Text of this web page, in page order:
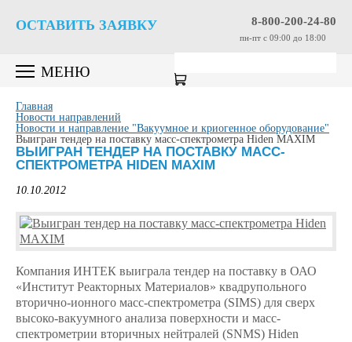
8-800-200-24-80
пн-пт c 09:00 до 18:00
ОСТАВИТЬ ЗАЯВКУ
МЕНЮ
Главная
Новости направлений
Новости и направление "Вакуумное и криогенное оборудование"
Выигран тендер на поставку масс-спектрометра Hiden MAXIM
ВЫИГРАН ТЕНДЕР НА ПОСТАВКУ МАСС-
СПЕКТРОМЕТРА HIDEN MAXIM
10.10.2012
Компания ИНТЕК выиграла тендер на поставку в ОАО
«Институт Реакторных Материалов» квадрупольного
вторично-ионного масс-спектрометра (SIMS) для сверх
высоко-вакуумного анализа поверхности и масс-
спектрометрии вторичных нейтралей (SNMS) Hiden